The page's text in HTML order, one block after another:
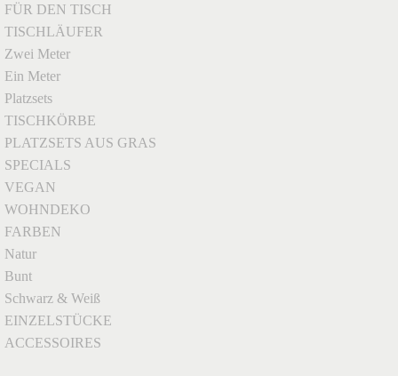
FÜR DEN TISCH
TISCHLÄUFER
Zwei Meter
Ein Meter
Platzsets
TISCHKÖRBE
PLATZSETS AUS GRAS
SPECIALS
VEGAN
WOHNDEKO
FARBEN
Natur
Bunt
Schwarz & Weiß
EINZELSTÜCKE
ACCESSOIRES